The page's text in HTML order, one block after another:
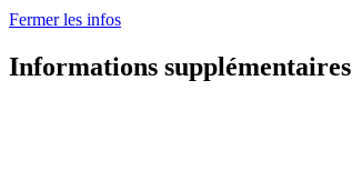
Fermer les infos
Informations supplémentaires